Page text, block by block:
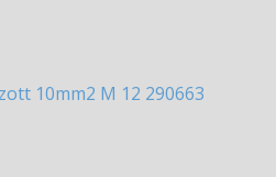
10mm2 M 12 290663